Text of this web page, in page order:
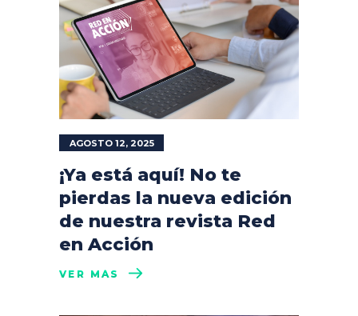
AGOSTO 12, 2025
¡Ya está aquí! No te
pierdas la nueva edición
de nuestra revista Red
en Acción
VER MÁS